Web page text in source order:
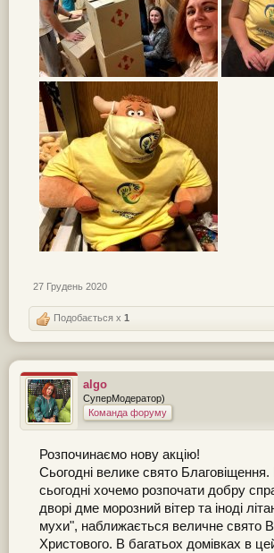
27 Грудень 2020
Подобається x 1
algo
СуперМодератор)
Команда форуму
Розпочинаємо нову акцію!
Сьогодні велике свято Благовіщення.
сьогодні хочемо розпочати добру
дворі дме морозний вітер та іноді
мухи", наближається величне свято
Христового. В багатьох домівках в